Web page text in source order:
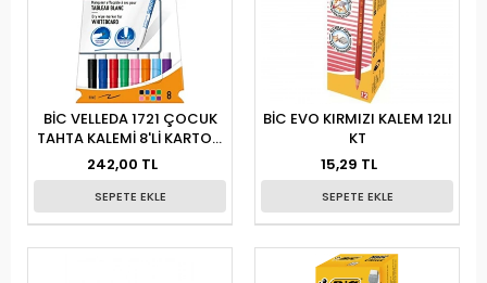
BİC VELLEDA 1721 ÇOCUK
TAHTA KALEMİ 8'Lİ KARTON
PAKET KRŞ.
242,00 TL
SEPETE EKLE
BİC EVO KIRMIZI KALEM 12LI
KT
15,29 TL
SEPETE EKLE